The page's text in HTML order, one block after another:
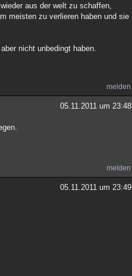
aus der welt zu schaffen,
meisten zu verlieren haben und sie
nicht unbedingt haben.
melden
05.11.2011 um 23:48
melden
05.11.2011 um 23:49